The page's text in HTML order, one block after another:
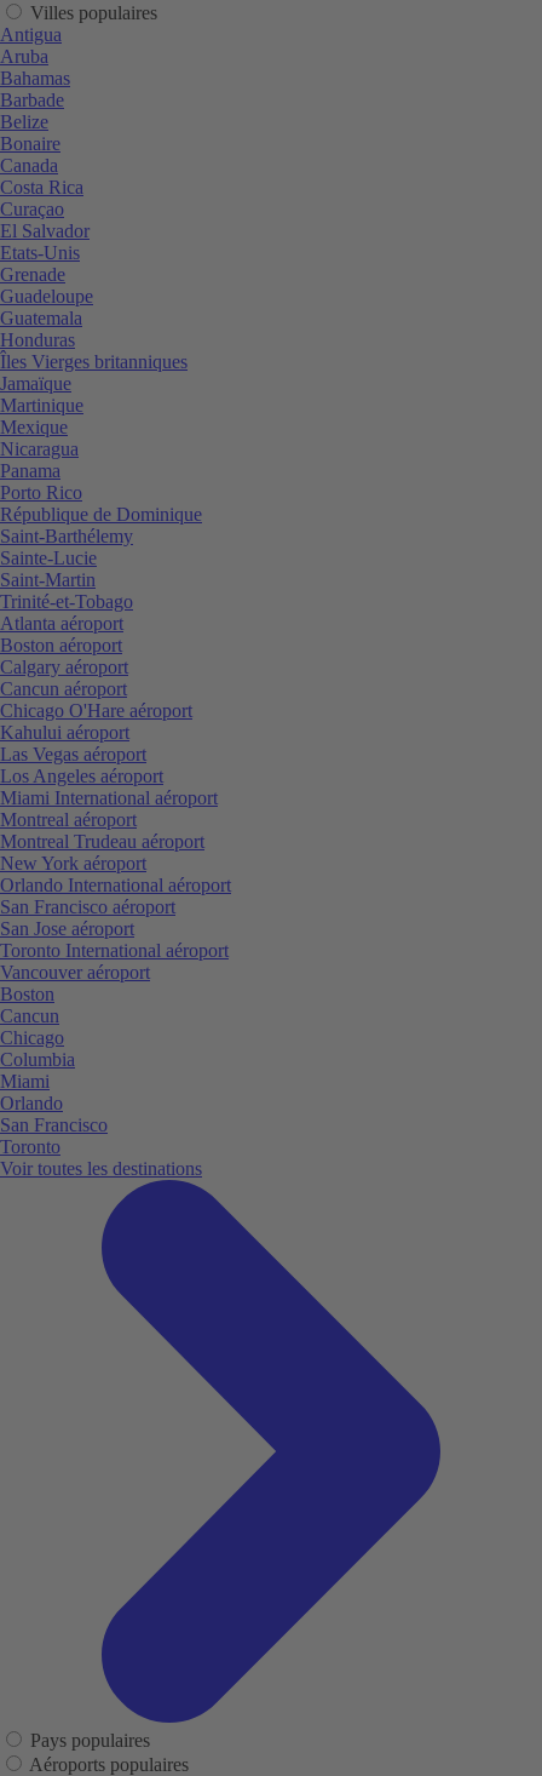
Villes populaires
Antigua
Aruba
Bahamas
Barbade
Belize
Bonaire
Canada
Costa Rica
Curaçao
El Salvador
Etats-Unis
Grenade
Guadeloupe
Guatemala
Honduras
Îles Vierges britanniques
Jamaïque
Martinique
Mexique
Nicaragua
Panama
Porto Rico
République de Dominique
Saint-Barthélemy
Sainte-Lucie
Saint-Martin
Trinité-et-Tobago
Atlanta aéroport
Boston aéroport
Calgary aéroport
Cancun aéroport
Chicago O'Hare aéroport
Kahului aéroport
Las Vegas aéroport
Los Angeles aéroport
Miami International aéroport
Montreal aéroport
Montreal Trudeau aéroport
New York aéroport
Orlando International aéroport
San Francisco aéroport
San Jose aéroport
Toronto International aéroport
Vancouver aéroport
Boston
Cancun
Chicago
Columbia
Miami
Orlando
San Francisco
Toronto
Voir toutes les destinations
Pays populaires
Aéroports populaires